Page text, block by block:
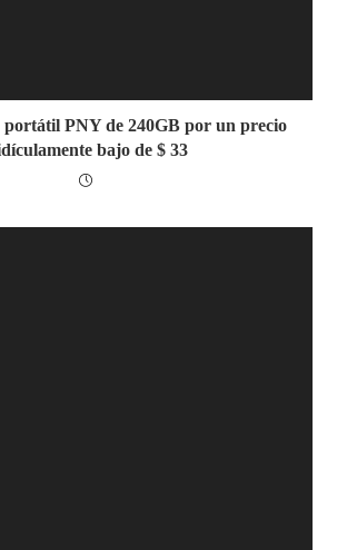
portátil PNY de 240GB por un precio
bajo de $ 33